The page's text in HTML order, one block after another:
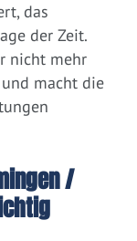
das
der Zeit.
nicht mehr
macht die
/